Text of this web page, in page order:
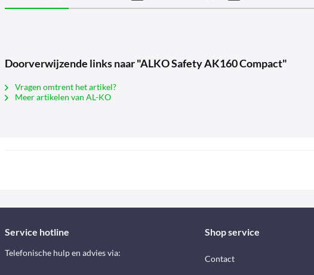
Doorverwijzende links naar "ALKO Safety AK160 Compact"
Vragen omtrent het artikel?
Meer artikelen van AL-KO
Service hotline
Telefonische hulp en advies via:
Shop service
Contact